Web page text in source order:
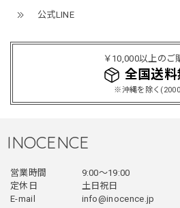
公式LINE
￥10,000以上のご
全国送
※沖縄を除く
てあまり他のお店で売ってないよう
買って良かったです！！ただ写真の
いです！当方160cm女性、Lサイズ
す！
ブラック/L
2025/12/24
INOCENCE
営業時間
9:00〜19:00
定休日
土日祝日
E-mail
info@inocence.jp